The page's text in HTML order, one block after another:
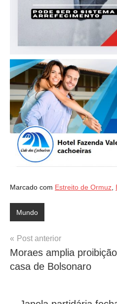
Marcado com Estreito de Ormuz,
Mundo
Navegação
de
Post
Post anterior
Moraes amplia
casa de Bolsonaro